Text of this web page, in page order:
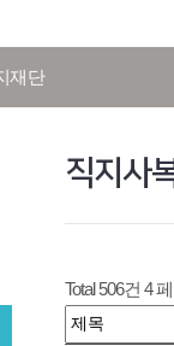
재단
직지사
Total 506건 4